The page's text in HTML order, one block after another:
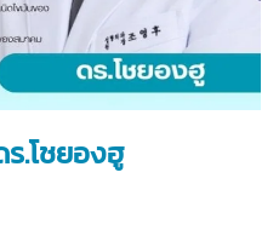
.โชยองฮู